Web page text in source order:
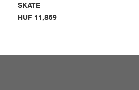
SKATE
Price
HUF 11,859